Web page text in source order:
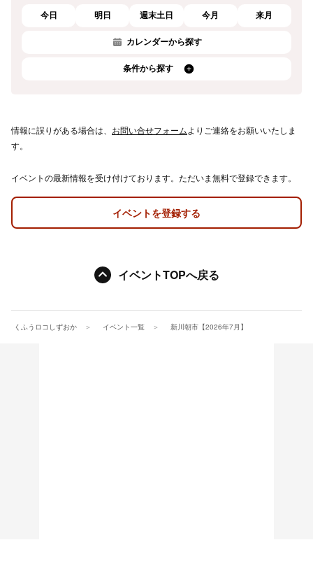
今日 明日 週末土日 今月 来月
カレンダーから探す
条件から探す
情報に誤りがある場合は、 お問い合せフォームよりご連絡をお願いいたしま
す。
イベントの最新情報を受け付けております。ただいま無料で登録できます。
イベントを登録する
イベントTOPへ戻る
くふうロコしずおか イベント一覧 新川朝市【2026年7月】